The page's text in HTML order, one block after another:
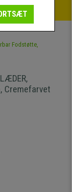
tilbuddet
Cremefarvet